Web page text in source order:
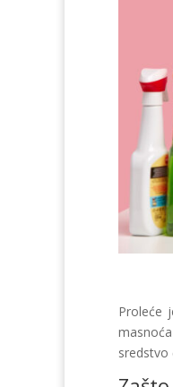
Proleće
sredstvo